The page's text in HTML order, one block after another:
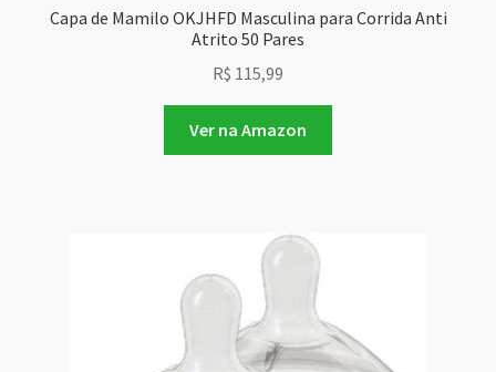
Capa de Mamilo OKJHFD Masculina para Corrida Anti
Atrito 50 Pares
R$ 115,99
Ver na Amazon